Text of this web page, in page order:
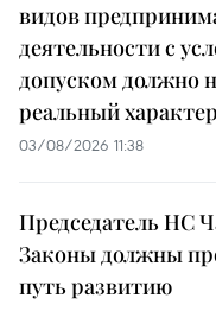
видов
деятельности с
допуском должно
реальный характер
03/08/2026 11:38
Председатель НС
Законы должны
путь развитию